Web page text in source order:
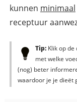
kunnen minimaal
receptuur
Tip:Klik op de
met welke
(nog) beter
waardoor je je dieët